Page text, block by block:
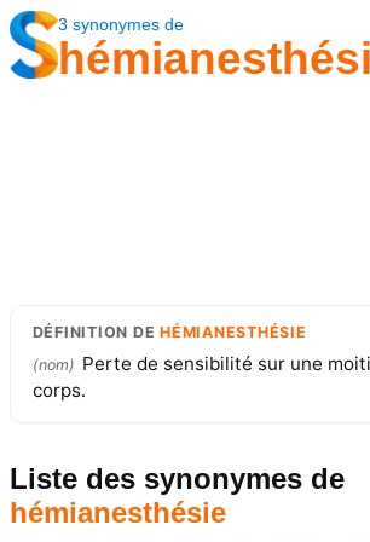
3 synonymes de
DÉFINITION DEHÉMIANESTHÉSIE
(nom) Perte de sensibilité sur une
corps.
Liste des synonymes de
hémianesthésie